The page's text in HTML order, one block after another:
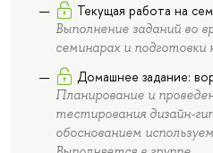
Текущая работа на
Выполнение заданий во
семинарах и подготовки
Домашнее задание:
Планирование и
тестирования дизайн-
обоснованием